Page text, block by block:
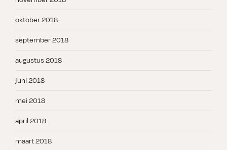
oktober 2018
september 2018
augustus 2018
juni 2018
mei 2018
april 2018
maart 2018